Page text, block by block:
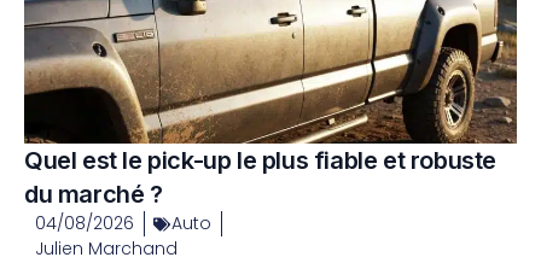
Quel est le pick-up le plus fiable et robuste
du marché ?
04/08/2026
Auto
Julien Marchand